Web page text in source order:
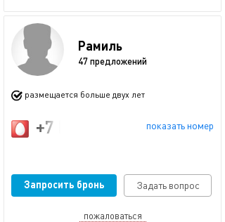
Рамиль
47 предложений
размещается больше двух лет
показать номер
+7 (917) 914-57-73
Запросить бронь Задать вопрос
пожаловаться